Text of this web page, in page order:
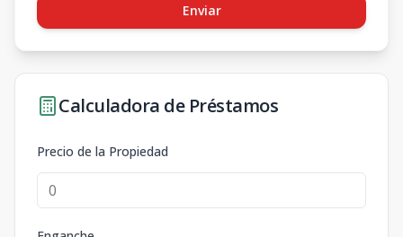
Enviar
Calculadora de Préstamos
Precio de la Propiedad